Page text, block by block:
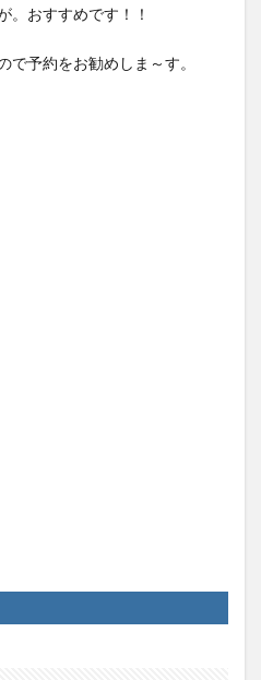
。おすすめです！！
で予約をお勧めしま～す。